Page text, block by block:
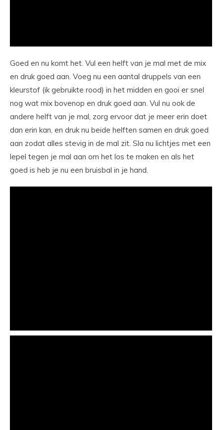
Goed en nu komt het. Vul een helft van je mal met de mix
en druk goed aan. Voeg nu een aantal druppels van een
kleurstof (ik gebruikte rood) in het midden en gooi er snel
nog wat mix bovenop en druk goed aan. Vul nu ook de
andere helft van je mal, zorg ervoor dat je meer erin doet
dan erin kan, en druk nu beide helften samen en druk goed
aan zodat alles stevig in de mal zit. Sla nu lichtjes met een
lepel tegen je mal aan om het los te maken en als het
goed is heb je nu een bruisbal in je hand.